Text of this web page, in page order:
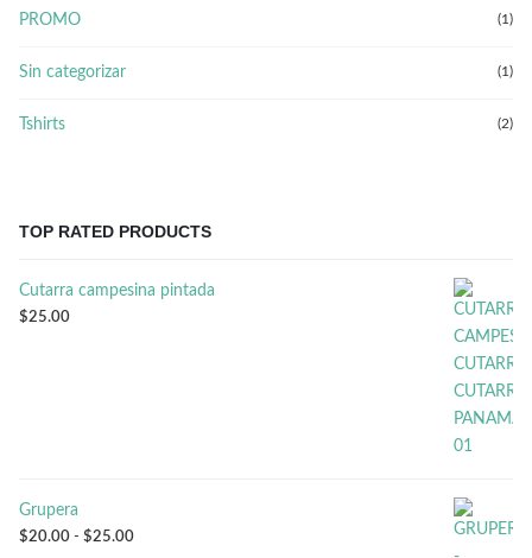
PROMO (1)
Sin categorizar (1)
Tshirts (2)
TOP RATED PRODUCTS
Cutarra campesina pintada
$25.00
Grupera
$20.00 - $25.00Rango